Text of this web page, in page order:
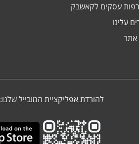
עסקים לקאשבק
עלינו
להורדת אפליקציית המובייל שלנו: